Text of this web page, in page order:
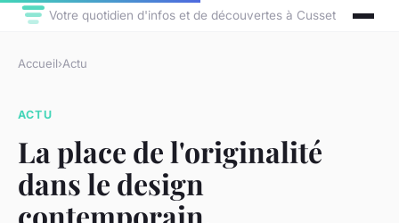
Votre quotidien d'infos et de découvertes à Cusset
Accueil›Actu
ACTU
La place de l'originalité
dans le design